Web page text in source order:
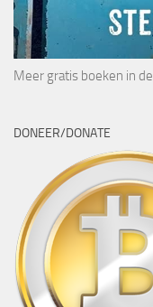
Meer gratis boeken in de
DONEER/DONATE